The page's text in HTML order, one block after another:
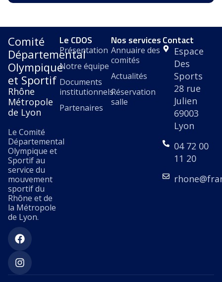
Comité
Départemental
Olympique
et Sportif
Rhône
Métropole
de Lyon
Le Comité
Départemental
Olympique et
Sportif au
service du
mouvement
sportif du
Rhône et de
la Métropole
de Lyon.
Le CDOS
Présentation
Notre équipe
Documents
institutionnels
Partenaires
Nos services
Annuaire des
comités
Actualités
Réservation
salle
Contact
Espace
Des
Sports
28 rue
Julien
69003
Lyon
04 72 00
11 20